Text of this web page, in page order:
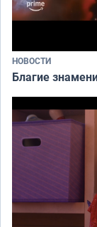
НОВОСТИ
Благие